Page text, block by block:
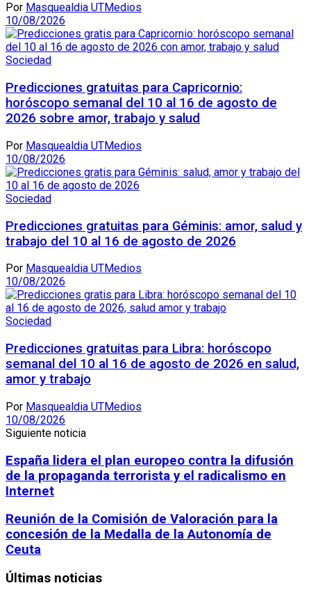
Por Masquealdia UTMedios
10/08/2026
Sociedad
Predicciones gratuitas para Capricornio:
horóscopo semanal del 10 al 16 de agosto de
2026 sobre amor, trabajo y salud
Por Masquealdia UTMedios
10/08/2026
Sociedad
Predicciones gratuitas para Géminis: amor, salud y
trabajo del 10 al 16 de agosto de 2026
Por Masquealdia UTMedios
10/08/2026
Sociedad
Predicciones gratuitas para Libra: horóscopo
semanal del 10 al 16 de agosto de 2026 en salud,
amor y trabajo
Por Masquealdia UTMedios
10/08/2026
Siguiente noticia
España lidera el plan europeo contra la difusión
de la propaganda terrorista y el radicalismo en
Internet
Reunión de la Comisión de Valoración para la
concesión de la Medalla de la Autonomía de
Ceuta
Últimas noticias